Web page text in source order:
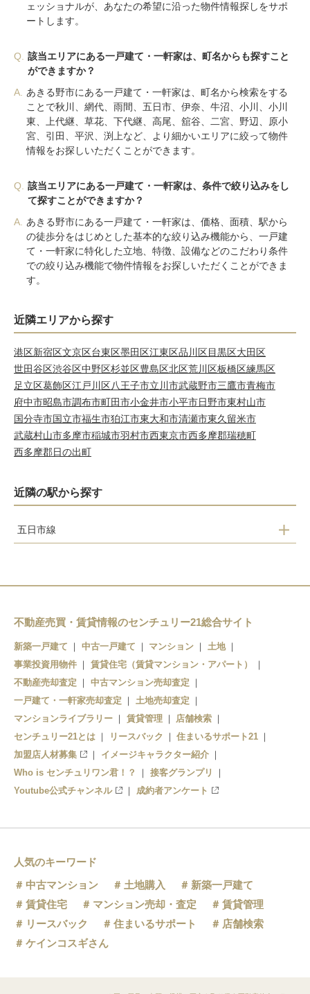
ェッショナルが、あなたの希望に沿った物件情報探しをサポ
ートします。
Q.
該当エリアにある一戸建て・一軒家は、町名からも探すこと
ができますか？
A.
あきる野市にある一戸建て・一軒家は、町名から検索をする
ことで秋川、網代、雨間、五日市、伊奈、牛沼、小川、小川
東、上代継、草花、下代継、高尾、舘谷、二宮、野辺、原小
宮、引田、平沢、渕上など、より細かいエリアに絞って物件
情報をお探しいただくことができます。
Q.
該当エリアにある一戸建て・一軒家は、条件で絞り込みをし
て探すことができますか？
A.
あきる野市にある一戸建て・一軒家は、価格、面積、駅から
の徒歩分をはじめとした基本的な絞り込み機能から、一戸建
て・一軒家に特化した立地、特徴、設備などのこだわり条件
での絞り込み機能で物件情報をお探しいただくことができま
す。
近隣エリアから探す
港区新宿区文京区台東区墨田区江東区品川区目黒区大田区
世田谷区渋谷区中野区杉並区豊島区北区荒川区板橋区練馬区
足立区葛飾区江戸川区八王子市立川市武蔵野市三鷹市青梅市
府中市昭島市調布市町田市小金井市小平市日野市東村山市
国分寺市国立市福生市狛江市東大和市清瀬市東久留米市
武蔵村山市多摩市稲城市羽村市西東京市西多摩郡瑞穂町
西多摩郡日の出町
近隣の駅から探す
五日市線
秋川駅
武蔵増戸駅
武蔵五日市駅
不動産売買・賃貸情報のセンチュリー21総合サイト
新築一戸建て 中古一戸建て マンション
土地
事業投資用物件
賃貸住宅（賃貸マンション・アパート）
不動産売却査定
中古マンション売却査定
一戸建て・一軒家売却査定
土地売却査定
マンションライブラリー
賃貸管理
店舗検索
センチュリー21とは
リースバック
住まいるサポート21
加盟店人材募集
イメージキャラクター紹介
Who is センチュリワン君！？
接客グランプリ
Youtube公式チャンネル
成約者アンケート
人気のキーワード
中古マンション
土地購入
新築一戸建て
賃貸住宅
マンション売却・査定
賃貸管理
リースバック
住まいるサポート
店舗検索
ケインコスギさん